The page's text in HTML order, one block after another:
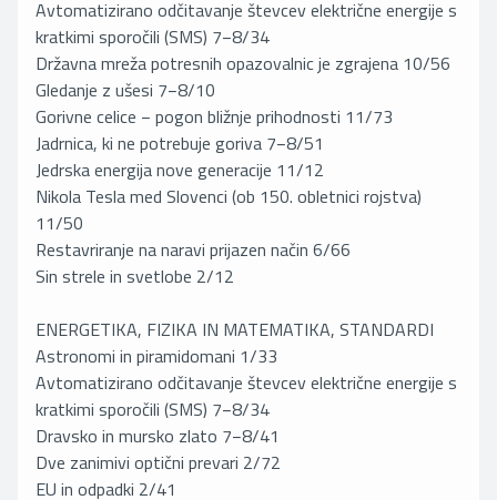
Avtomatizirano odčitavanje števcev električne energije s
kratkimi sporočili (SMS) 7−8/34
Državna mreža potresnih opazovalnic je zgrajena 10/56
Gledanje z ušesi 7−8/10
Gorivne celice − pogon bližnje prihodnosti 11/73
Jadrnica, ki ne potrebuje goriva 7−8/51
Jedrska energija nove generacije 11/12
Nikola Tesla med Slovenci (ob 150. obletnici rojstva)
11/50
Restavriranje na naravi prijazen način 6/66
Sin strele in svetlobe 2/12
ENERGETIKA, FIZIKA IN MATEMATIKA, STANDARDI
Astronomi in piramidomani 1/33
Avtomatizirano odčitavanje števcev električne energije s
kratkimi sporočili (SMS) 7−8/34
Dravsko in mursko zlato 7−8/41
Dve zanimivi optični prevari 2/72
EU in odpadki 2/41